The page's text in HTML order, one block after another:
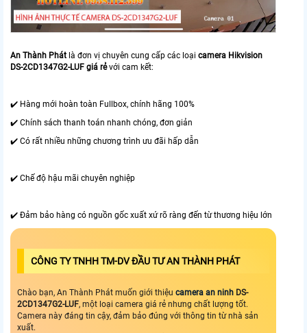
An Thành Phát là đơn vị chuyên cung cấp các loại camera Hikvision
DS-2CD1347G2-LUF giá rẻvới cam kết:
✔️ Hàng mới hoàn toàn Fullbox, chính hãng 100%
✔️ Chính sách thanh toán nhanh chóng, đơn giản
✔️ Có rất nhiều những chương trình ưu đãi hấp dẫn
✔️ Chế độ hậu mãi chuyên nghiệp
✔️ Đảm bảo hàng có nguồn gốc xuất xứ rõ ràng đến từ thương hiệu lớn
CÔNG TY TNHH TM-DV ĐẦU TƯ AN THÀNH PHÁT
Chào bạn, An Thành Phát muốn giới thiệu camera an ninh DS-
2CD1347G2-LUF, một loại camera giá rẻ nhưng chất lượng tốt.
Camera này đáng tin cậy, đảm bảo đúng với thông tin từ nhà sản
xuất.